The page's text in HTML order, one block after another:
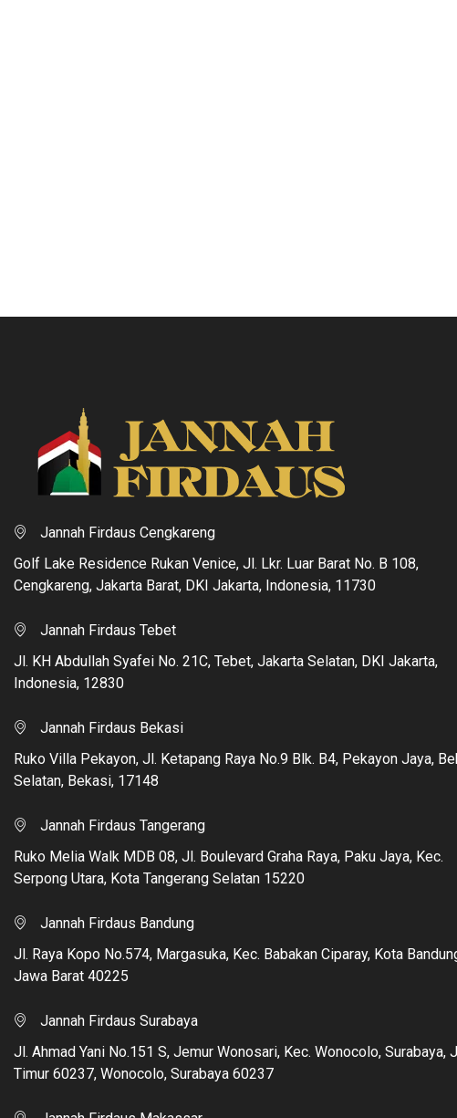
Jannah Firdaus Cengkareng
Golf Lake Residence Rukan Venice, Jl. Lkr. Luar Barat No. B 108,
Cengkareng, Jakarta Barat, DKI Jakarta, Indonesia, 11730
Jannah Firdaus Tebet
Jl. KH Abdullah Syafei No. 21C, Tebet, Jakarta Selatan, DKI Jakarta,
Indonesia, 12830
Jannah Firdaus Bekasi
Ruko Villa Pekayon, Jl. Ketapang Raya No.9 Blk. B4, Pekayon Jaya,
Selatan, Bekasi, 17148
Jannah Firdaus Tangerang
Ruko Melia Walk MDB 08, Jl. Boulevard Graha Raya, Paku Jaya, Kec.
Serpong Utara, Kota Tangerang Selatan 15220
Jannah Firdaus Bandung
Jl. Raya Kopo No.574, Margasuka, Kec. Babakan Ciparay, Kota
Jawa Barat 40225
Jannah Firdaus Surabaya
Jl. Ahmad Yani No.151 S, Jemur Wonosari, Kec. Wonocolo, Surabaya,
Timur 60237, Wonocolo, Surabaya 60237